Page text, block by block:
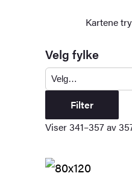
Kartene
Velg fylke
Filter
Viser 341–357 av